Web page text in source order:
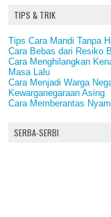
TIPS & TRIK
Tips Cara Mandi Tanpa
Cara Bebas dari Resiko
Cara Menghilangkan
Masa Lalu
Cara Menjadi Warga
Kewarganegaraan Asing
Cara Memberantas
SERBA-SERBI